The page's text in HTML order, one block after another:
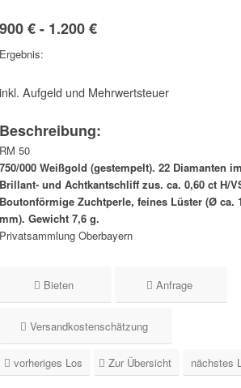
900 € - 1.200 €
Ergebnis:
inkl. Aufgeld und Mehrwertsteuer
Beschreibung:
RM 50
750/000 Weißgold (gestempelt). 22 Diamanten im
Brillant- und Achtkantschliff zus. ca. 0,60 ct H/
Boutonförmige Zuchtperle, feines Lüster (Ø ca.
mm). Gewicht 7,6 g.
Privatsammlung Oberbayern
Bieten Anfrage
Versandkostenschätzung
vorheriges Los Zur Übersicht nächstes